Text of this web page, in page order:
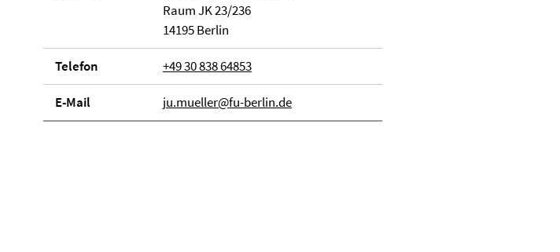
Raum JK 23/236
14195 Berlin
Telefon +49 30 838 64853
E-Mail ju.mueller@fu-berlin.de